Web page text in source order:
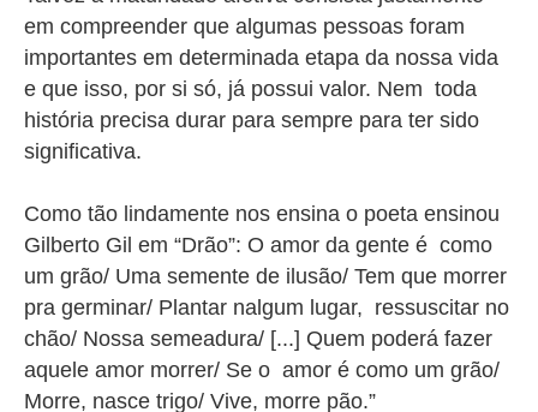
em compreender que algumas pessoas foram
importantes em determinada etapa da nossa vida
e que isso, por si só, já possui valor. Nem toda
história precisa durar para sempre para ter sido
significativa.
Como tão lindamente nos ensina o poeta ensinou
Gilberto Gil em “Drão”: O amor da gente é como
um grão/ Uma semente de ilusão/ Tem que morrer
pra germinar/ Plantar nalgum lugar, ressuscitar no
chão/ Nossa semeadura/ [...] Quem poderá fazer
aquele amor morrer/ Se o amor é como um grão/
Morre, nasce trigo/ Vive, morre pão.”